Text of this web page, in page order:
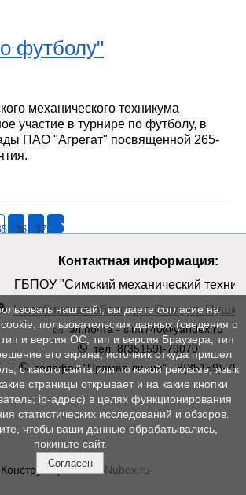
футболу"
механического техникума
участие в турнире по футболу, в
ПАО "Агрегат" посвященной 265-
36 37
Контактная информация:
ГБПОУ "Симский механический
Челябинская область, г. Сим, ул.
эл.почта - simt740@yandex.ru
тел. 8(35159)-79070
телефон "Прямая линия" - 8(35159)-
сайтов Nubex.ru
наш сайт, вы даете согласие на
пользовательских данных (сведения о
и версия ОС; тип и версия Браузера; тип
его экрана; источник откуда пришел
с какого сайта или по какой рекламе; язык
страницы открывает и на какие кнопки
ip-адрес) в целях функционирования
статистических исследований и обзоров.
чтобы ваши данные обрабатывались,
покиньте сайт.
Согласен